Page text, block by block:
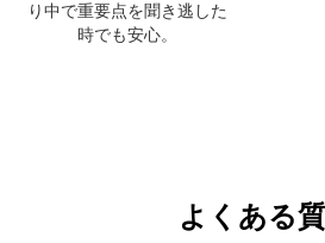
り中で重要点を聞き逃した
時でも安心。
よくある